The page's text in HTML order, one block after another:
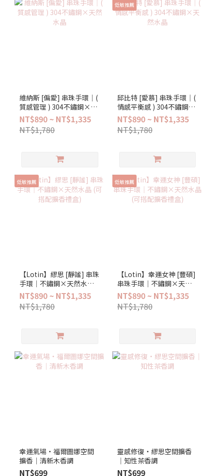
維納斯 [偏愛] 串珠手環│(
質感管理 ) 304不鏽鋼×天
然水晶
NT$890 ~ NT$1,335
NT$1,780
低敏推薦
邱比特 [愛慕] 串珠手環│(
情感平衡感 ) 304不鏽鋼×
天然水晶
NT$890 ~ NT$1,335
NT$1,780
低敏推薦
【Lotin】繆思 [靜謐] 串珠
手環│不鏽鋼×天然水晶
(可搭配擴香禮盒)
NT$890 ~ NT$1,335
NT$1,780
低敏推薦
【Lotin】幸運女神 [豐碩]
串珠手環│不鏽鋼×天然
水晶 (可搭配擴香禮盒)
NT$890 ~ NT$1,335
NT$1,780
幸運氣場‧福爾圖娜空間
擴香｜清新木香調
NT$699
靈感修復‧繆思空間擴香
│知性茶香調
NT$699